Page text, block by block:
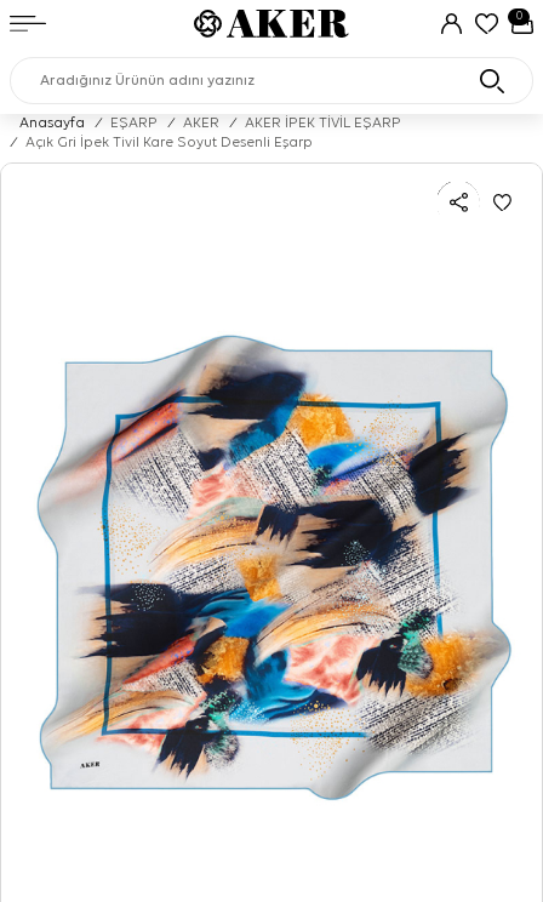
0
Anasayfa / EŞARP / AKER /
AKER İPEK TİVİL EŞARP
/
Açık Gri İpek Tivil Kare Soyut Desenli Eşarp